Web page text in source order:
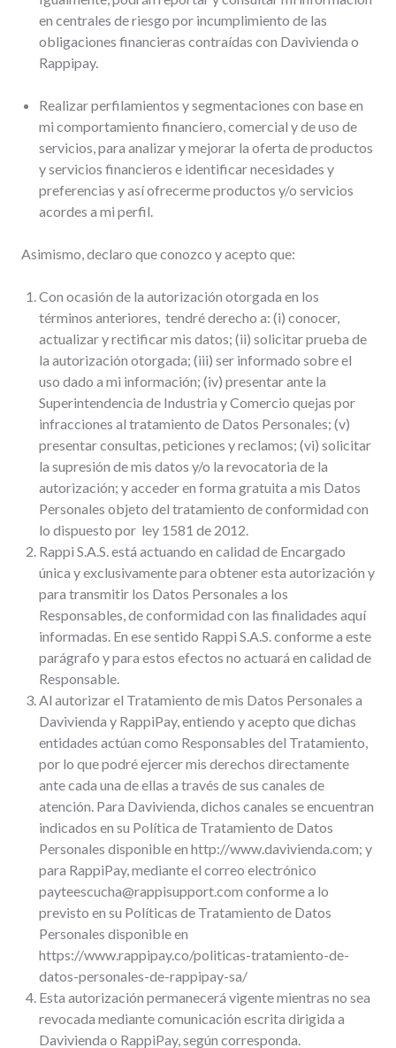
en centrales de riesgo por incumplimiento de las
obligaciones financieras contraídas con Davivienda o
Rappipay.
Realizar perfilamientos y segmentaciones con base en
mi comportamiento financiero, comercial y de uso de
servicios, para analizar y mejorar la oferta de productos
y servicios financieros e identificar necesidades y
preferencias y así ofrecerme productos y/o servicios
acordes a mi perfil.
Asimismo, declaro que conozco y acepto que:
Con ocasión de la autorización otorgada en los
términos anteriores, tendré derecho a: (i) conocer,
actualizar y rectificar mis datos; (ii) solicitar prueba de
la autorización otorgada; (iii) ser informado sobre el
uso dado a mi información; (iv) presentar ante la
Superintendencia de Industria y Comercio quejas por
infracciones al tratamiento de Datos Personales; (v)
presentar consultas, peticiones y reclamos; (vi) solicitar
la supresión de mis datos y/o la revocatoria de la
autorización; y acceder en forma gratuita a mis Datos
Personales objeto del tratamiento de conformidad con
lo dispuesto por ley 1581 de 2012.
Rappi S.A.S. está actuando en calidad de Encargado
única y exclusivamente para obtener esta autorización y
para transmitir los Datos Personales a los
Responsables, de conformidad con las finalidades aquí
informadas. En ese sentido Rappi S.A.S. conforme a este
parágrafo y para estos efectos no actuará en calidad de
Responsable.
Al autorizar el Tratamiento de mis Datos Personales a
Davivienda y RappiPay, entiendo y acepto que dichas
entidades actúan como Responsables del Tratamiento,
por lo que podré ejercer mis derechos directamente
ante cada una de ellas a través de sus canales de
atención. Para Davivienda, dichos canales se encuentran
indicados en su Política de Tratamiento de Datos
Personales disponible en http://www.davivienda.com; y
para RappiPay, mediante el correo electrónico
payteescucha@rappisupport.com conforme a lo
previsto en su Políticas de Tratamiento de Datos
Personales disponible en
https://www.rappipay.co/politicas-tratamiento-de-
datos-personales-de-rappipay-sa/
Esta autorización permanecerá vigente mientras no sea
revocada mediante comunicación escrita dirigida a
Davivienda o RappiPay, según corresponda.